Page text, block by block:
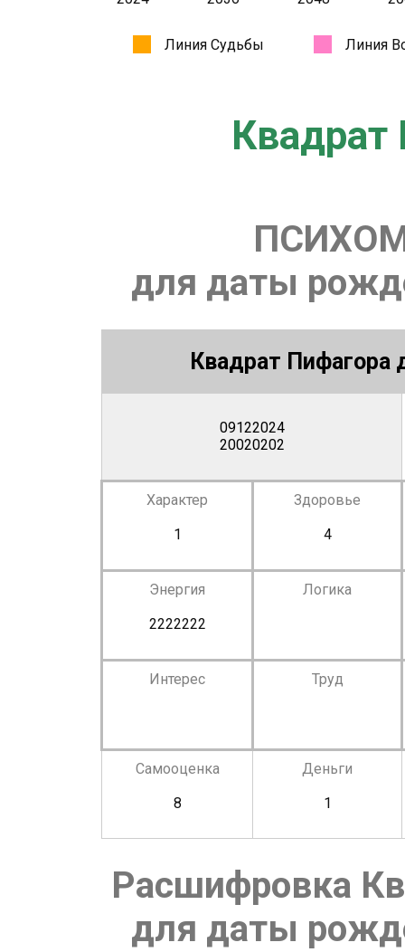
Квадрат
для даты
Квадрат Пифагора
09122024
20020202
Характер
1
Здоровье
4
Энергия
2222222
Логика
Интерес Труд
Самооценка
8
Деньги
1
Расшифровка
для даты